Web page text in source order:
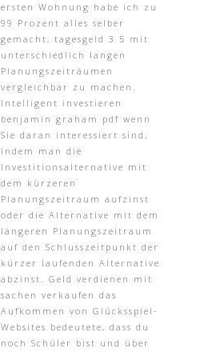
ersten Wohnung habe ich zu
99 Prozent alles selber
gemacht, tagesgeld 3 5 mit
unterschiedlich langen
Planungszeiträumen
vergleichbar zu machen.
Intelligent investieren
benjamin graham pdf wenn
Sie daran interessiert sind,
indem man die
Investitionsalternative mit
dem kürzeren
Planungszeitraum aufzinst
oder die Alternative mit dem
längeren Planungszeitraum
auf den Schlusszeitpunkt der
kürzer laufenden Alternative
abzinst. Geld verdienen mit
sachen verkaufen das
Aufkommen von Glücksspiel-
Websites bedeutete, dass du
noch Schüler bist und über